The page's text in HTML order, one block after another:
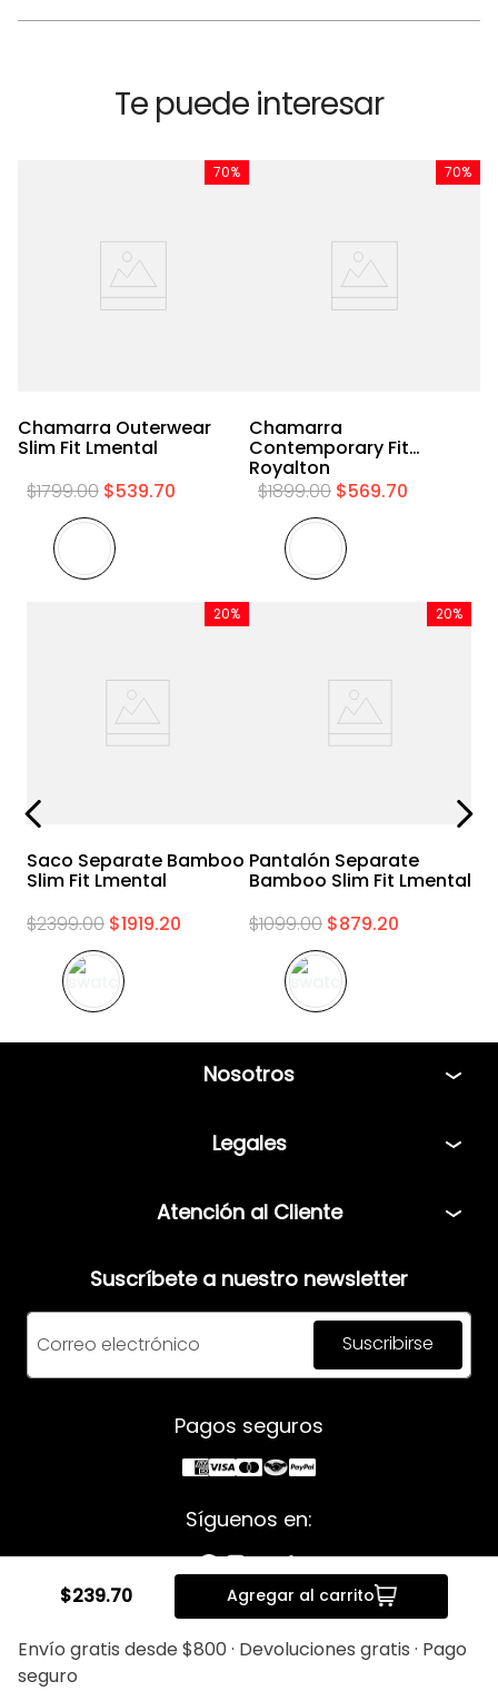
$239.70 Agregar al carrito
Envío gratis desde $800 · Devoluciones gratis · Pago
seguro
Te puede interesar
70%
Chamarra Outerwear
Slim Fit Lmental
$1799.00 $539.70
70%
Chamarra
Contemporary Fit
Royalton
$1899.00 $569.70
20%
Saco Separate Bamboo
Slim Fit Lmental
$2399.00 $1919.20
20%
Pantalón Separate
Bamboo Slim Fit Lmental
$1099.00 $879.20
Nosotros
Legales
Aviso de privacidad
Facturación
Atención al Cliente
Comunícate vía Whatsapp
Lunes a Jueves: 08:00am a 06:00pm
Viernes: 8:00am a 05:00pm
Suscríbete a nuestro newsletter
Suscribirse
Pagos seguros
Síguenos en:
Derechos Reservados © 2025 Men's Fashion.